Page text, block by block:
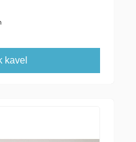
kavel